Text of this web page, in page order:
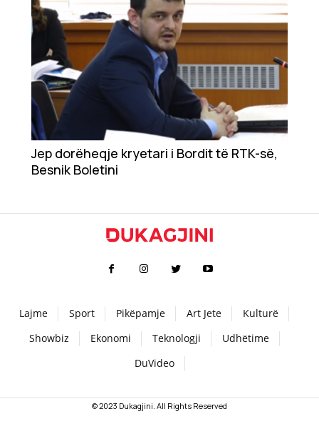
Kulturë
Showbiz
Ekonomi
Teknologji
Udhëtime
DuVideo
Jep dorëheqje kryetari i Bordit të RTK-së,
Besnik Boletini
Lajme Sport Pikëpamje Art Jete
Kulturë
Showbiz
Ekonomi Teknologji
Udhëtime
DuVideo
© 2023 Dukagjini. All Rights Reserved